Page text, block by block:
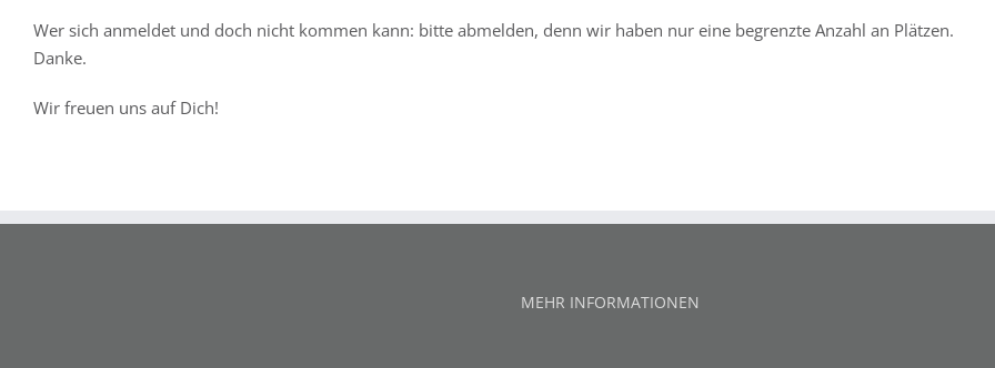
Wer sich anmeldet und doch nicht kommen kann: bitte abmelden, denn wir haben nur eine begrenzte Anzahl an Plätzen.
Danke.
Wir freuen uns auf Dich!
MEHR INFORMATIONEN